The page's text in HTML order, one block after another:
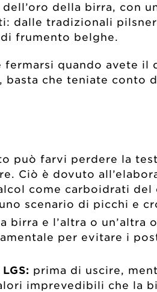
della birra, con
dalle tradizionali
frumento belghe.
quando avete
che teniate conto
può farvi perdere la
Ciò è dovuto
come carboidrati
scenario di picchi e
birra e l’altra o
per evitare i
prima di uscire,
imprevedibili che la